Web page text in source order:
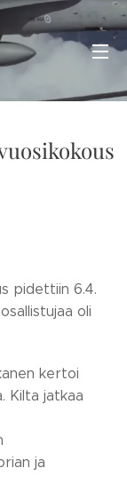
pidettiin 6.4.
oli
kertoi
Kilta jatkaa
ja